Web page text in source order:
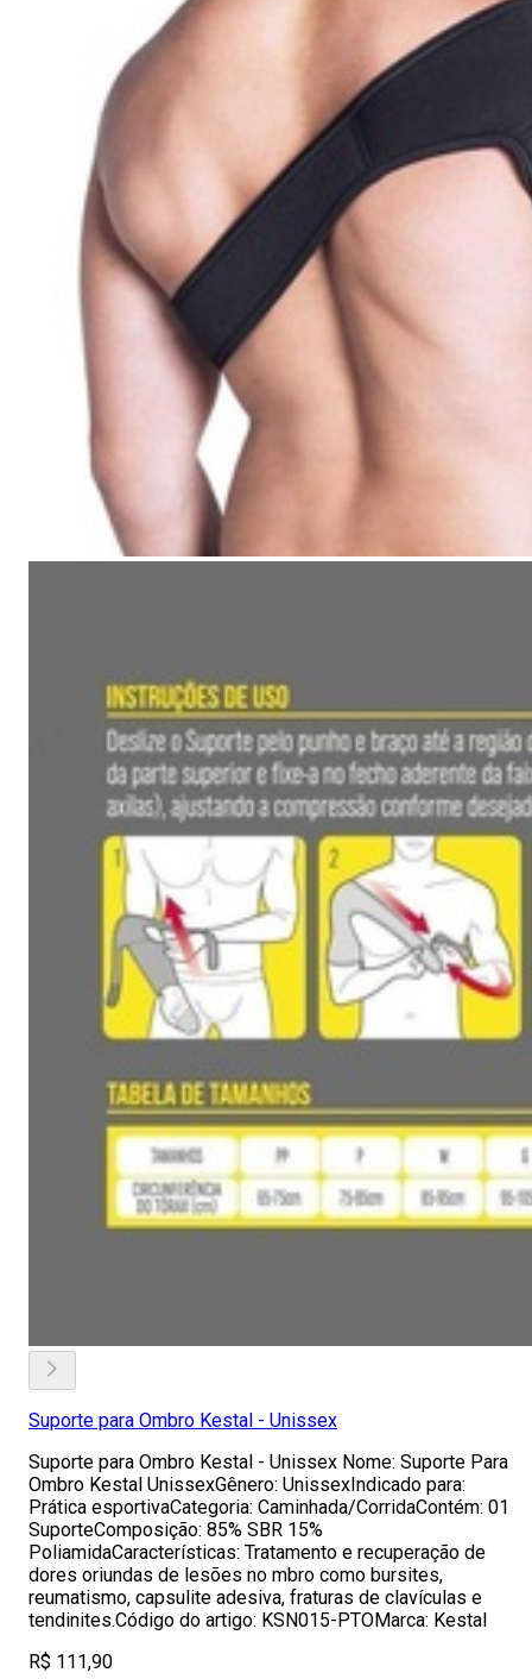
Suporte para Ombro Kestal - Unissex
Suporte para Ombro Kestal - Unissex Nome: Suporte Para
Ombro Kestal UnissexGênero: UnissexIndicado para:
Prática esportivaCategoria: Caminhada/CorridaContém: 01
SuporteComposição: 85% SBR 15%
PoliamidaCaracterísticas: Tratamento e recuperação de
dores oriundas de lesões no mbro como bursites,
reumatismo, capsulite adesiva, fraturas de clavículas e
tendinites.Código do artigo: KSN015-PTOMarca: Kestal
R$ 111,90